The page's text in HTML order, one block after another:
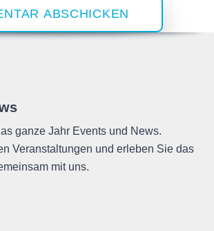
ABSCHICKEN
ganze Jahr Events und News.
Veranstaltungen und erleben Sie das
mit uns.